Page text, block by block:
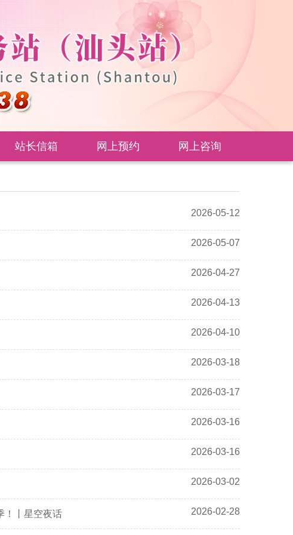
站长信箱 网上预约 网上咨询
2026-05-12
2026-05-07
2026-04-27
2026-04-13
2026-04-10
2026-03-18
2026-03-17
2026-03-16
2026-03-16
2026-03-02
！丨星空夜话 2026-02-28